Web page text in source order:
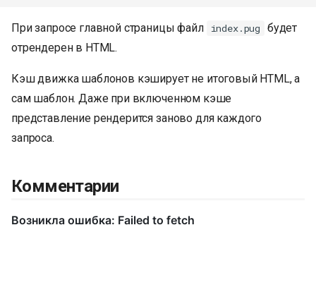
При запросе главной страницы файл index.pug
будет
отрендерен в HTML.
Кэш движка шаблонов кэширует не итоговый HTML, а
сам шаблон. Даже при включенном кэше
представление рендерится заново для каждого
запроса.
Комментарии